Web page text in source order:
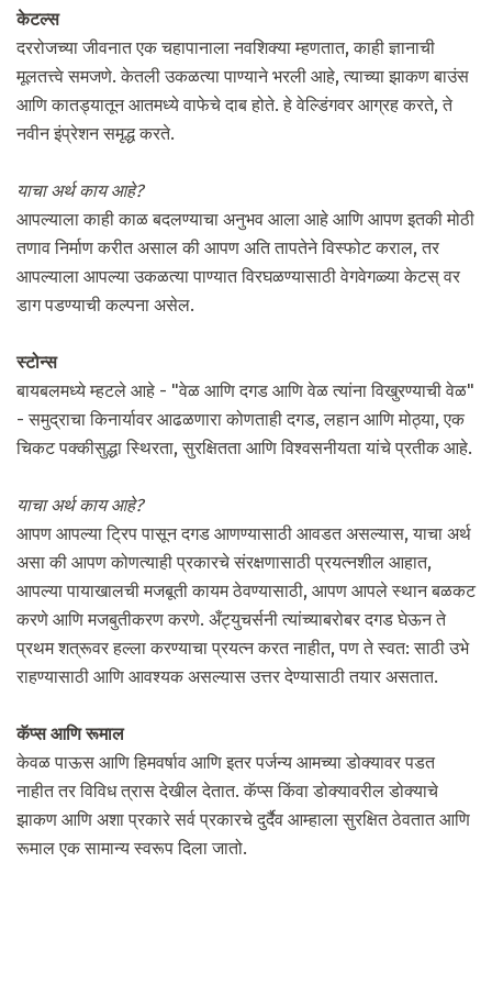
केटल्स
दररोजच्या जीवनात एक चहापानाला नवशिक्या म्हणतात, काही ज्ञानाची
मूलतत्त्वे समजणे. केतली उकळत्या पाण्याने भरली आहे, त्याच्या झाकण बाउंस
आणि कातड्यातून आतमध्ये वाफेचे दाब होते. हे वेल्डिंगवर आग्रह करते, ते
नवीन इंप्रेशन समृद्ध करते.
याचा अर्थ काय आहे?
आपल्याला काही काळ बदलण्याचा अनुभव आला आहे आणि आपण इतकी मोठी
तणाव निर्माण करीत असाल की आपण अति तापतेने विस्फोट कराल, तर
आपल्याला आपल्या उकळत्या पाण्यात विरघळण्यासाठी वेगवेगळ्या केटस् वर
डाग पडण्याची कल्पना असेल.
स्टोन्स
बायबलमध्ये म्हटले आहे - "वेळ आणि दगड आणि वेळ त्यांना विखुरण्याची वेळ"
- समुद्राचा किनार्यावर आढळणारा कोणताही दगड, लहान आणि मोठ्या, एक
चिकट पक्कीसुद्धा स्थिरता, सुरक्षितता आणि विश्वसनीयता यांचे प्रतीक आहे.
याचा अर्थ काय आहे?
आपण आपल्या ट्रिप पासून दगड आणण्यासाठी आवडत असल्यास, याचा अर्थ
असा की आपण कोणत्याही प्रकारचे संरक्षणासाठी प्रयत्नशील आहात,
आपल्या पायाखालची मजबूती कायम ठेवण्यासाठी, आपण आपले स्थान बळकट
करणे आणि मजबुतीकरण करणे. अँट्युचर्सनी त्यांच्याबरोबर दगड घेऊन ते
प्रथम शत्रूवर हल्ला करण्याचा प्रयत्न करत नाहीत, पण ते स्वत: साठी उभे
राहण्यासाठी आणि आवश्यक असल्यास उत्तर देण्यासाठी तयार असतात.
कॅप्स आणि रूमाल
केवळ पाऊस आणि हिमवर्षाव आणि इतर पर्जन्य आमच्या डोक्यावर पडत
नाहीत तर विविध त्रास देखील देतात. कॅप्स किंवा डोक्यावरील डोक्याचे
झाकण आणि अशा प्रकारे सर्व प्रकारचे दुर्दैव आम्हाला सुरक्षित ठेवतात आणि
रूमाल एक सामान्य स्वरूप दिला जातो.